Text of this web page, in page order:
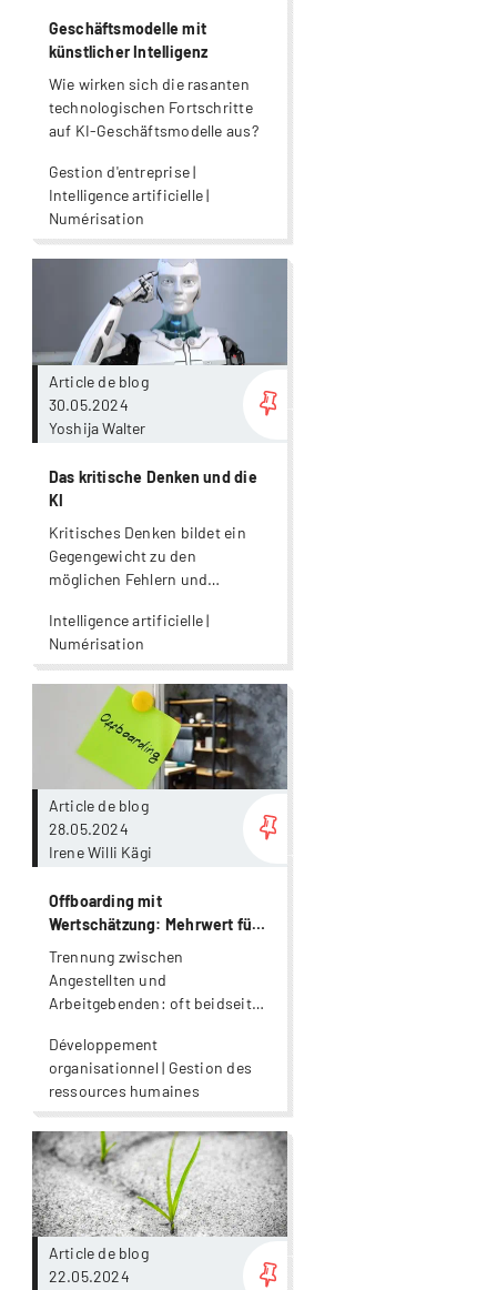
Geschäftsmodelle mit
künstlicher Intelligenz
Wie wirken sich die rasanten
technologischen Fortschritte
auf KI-Geschäftsmodelle aus?
Gestion d'entreprise |
Intelligence artificielle |
Numérisation
Article de blog
30.05.2024
Yoshija Walter
Das kritische Denken und die
KI
Kritisches Denken bildet ein
Gegengewicht zu den
möglichen Fehlern und
Intelligence artificielle |
Numérisation
Plus
Article de blog
28.05.2024
Irene Willi Kägi
Offboarding mit
Wertschätzung: Mehrwert für
Unternehmen
Trennung zwischen
Angestellten und
Arbeitgebenden: oft beidseits
Développement
organisationnel | Gestion des
ressources humaines
Plus
Article de blog
22.05.2024
Plus